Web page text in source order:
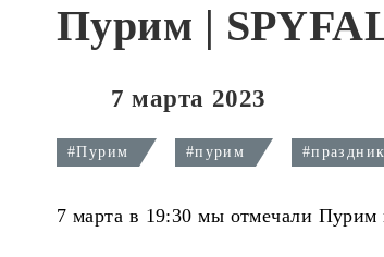
Пурим |
7 марта 2023
#Пурим #пурим
7 марта в 19:30 мы отмечали